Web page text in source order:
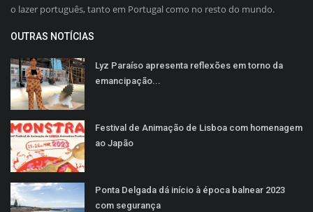
o lazer português, tanto em Portugal como no resto do mundo.
OUTRAS NOTÍCIAS
Lyz Paraíso apresenta reflexões em torno da
emancipação...
Festival de Animação de Lisboa com homenagem
ao Japão
Ponta Delgada dá início à época balnear 2023
com segurança